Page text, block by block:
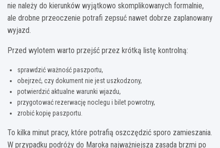
nie należy do kierunków wyjątkowo skomplikowanych formalnie,
ale drobne przeoczenie potrafi zepsuć nawet dobrze zaplanowany
wyjazd.
Przed wylotem warto przejść przez krótką listę kontrolną:
sprawdzić ważność paszportu,
obejrzeć, czy dokument nie jest uszkodzony,
potwierdzić aktualne warunki wjazdu,
przygotować rezerwację noclegu i bilet powrotny,
zrobić kopię paszportu.
To kilka minut pracy, które potrafią oszczędzić sporo zamieszania.
W przypadku podróży do Maroka najważniejsza zasada brzmi po